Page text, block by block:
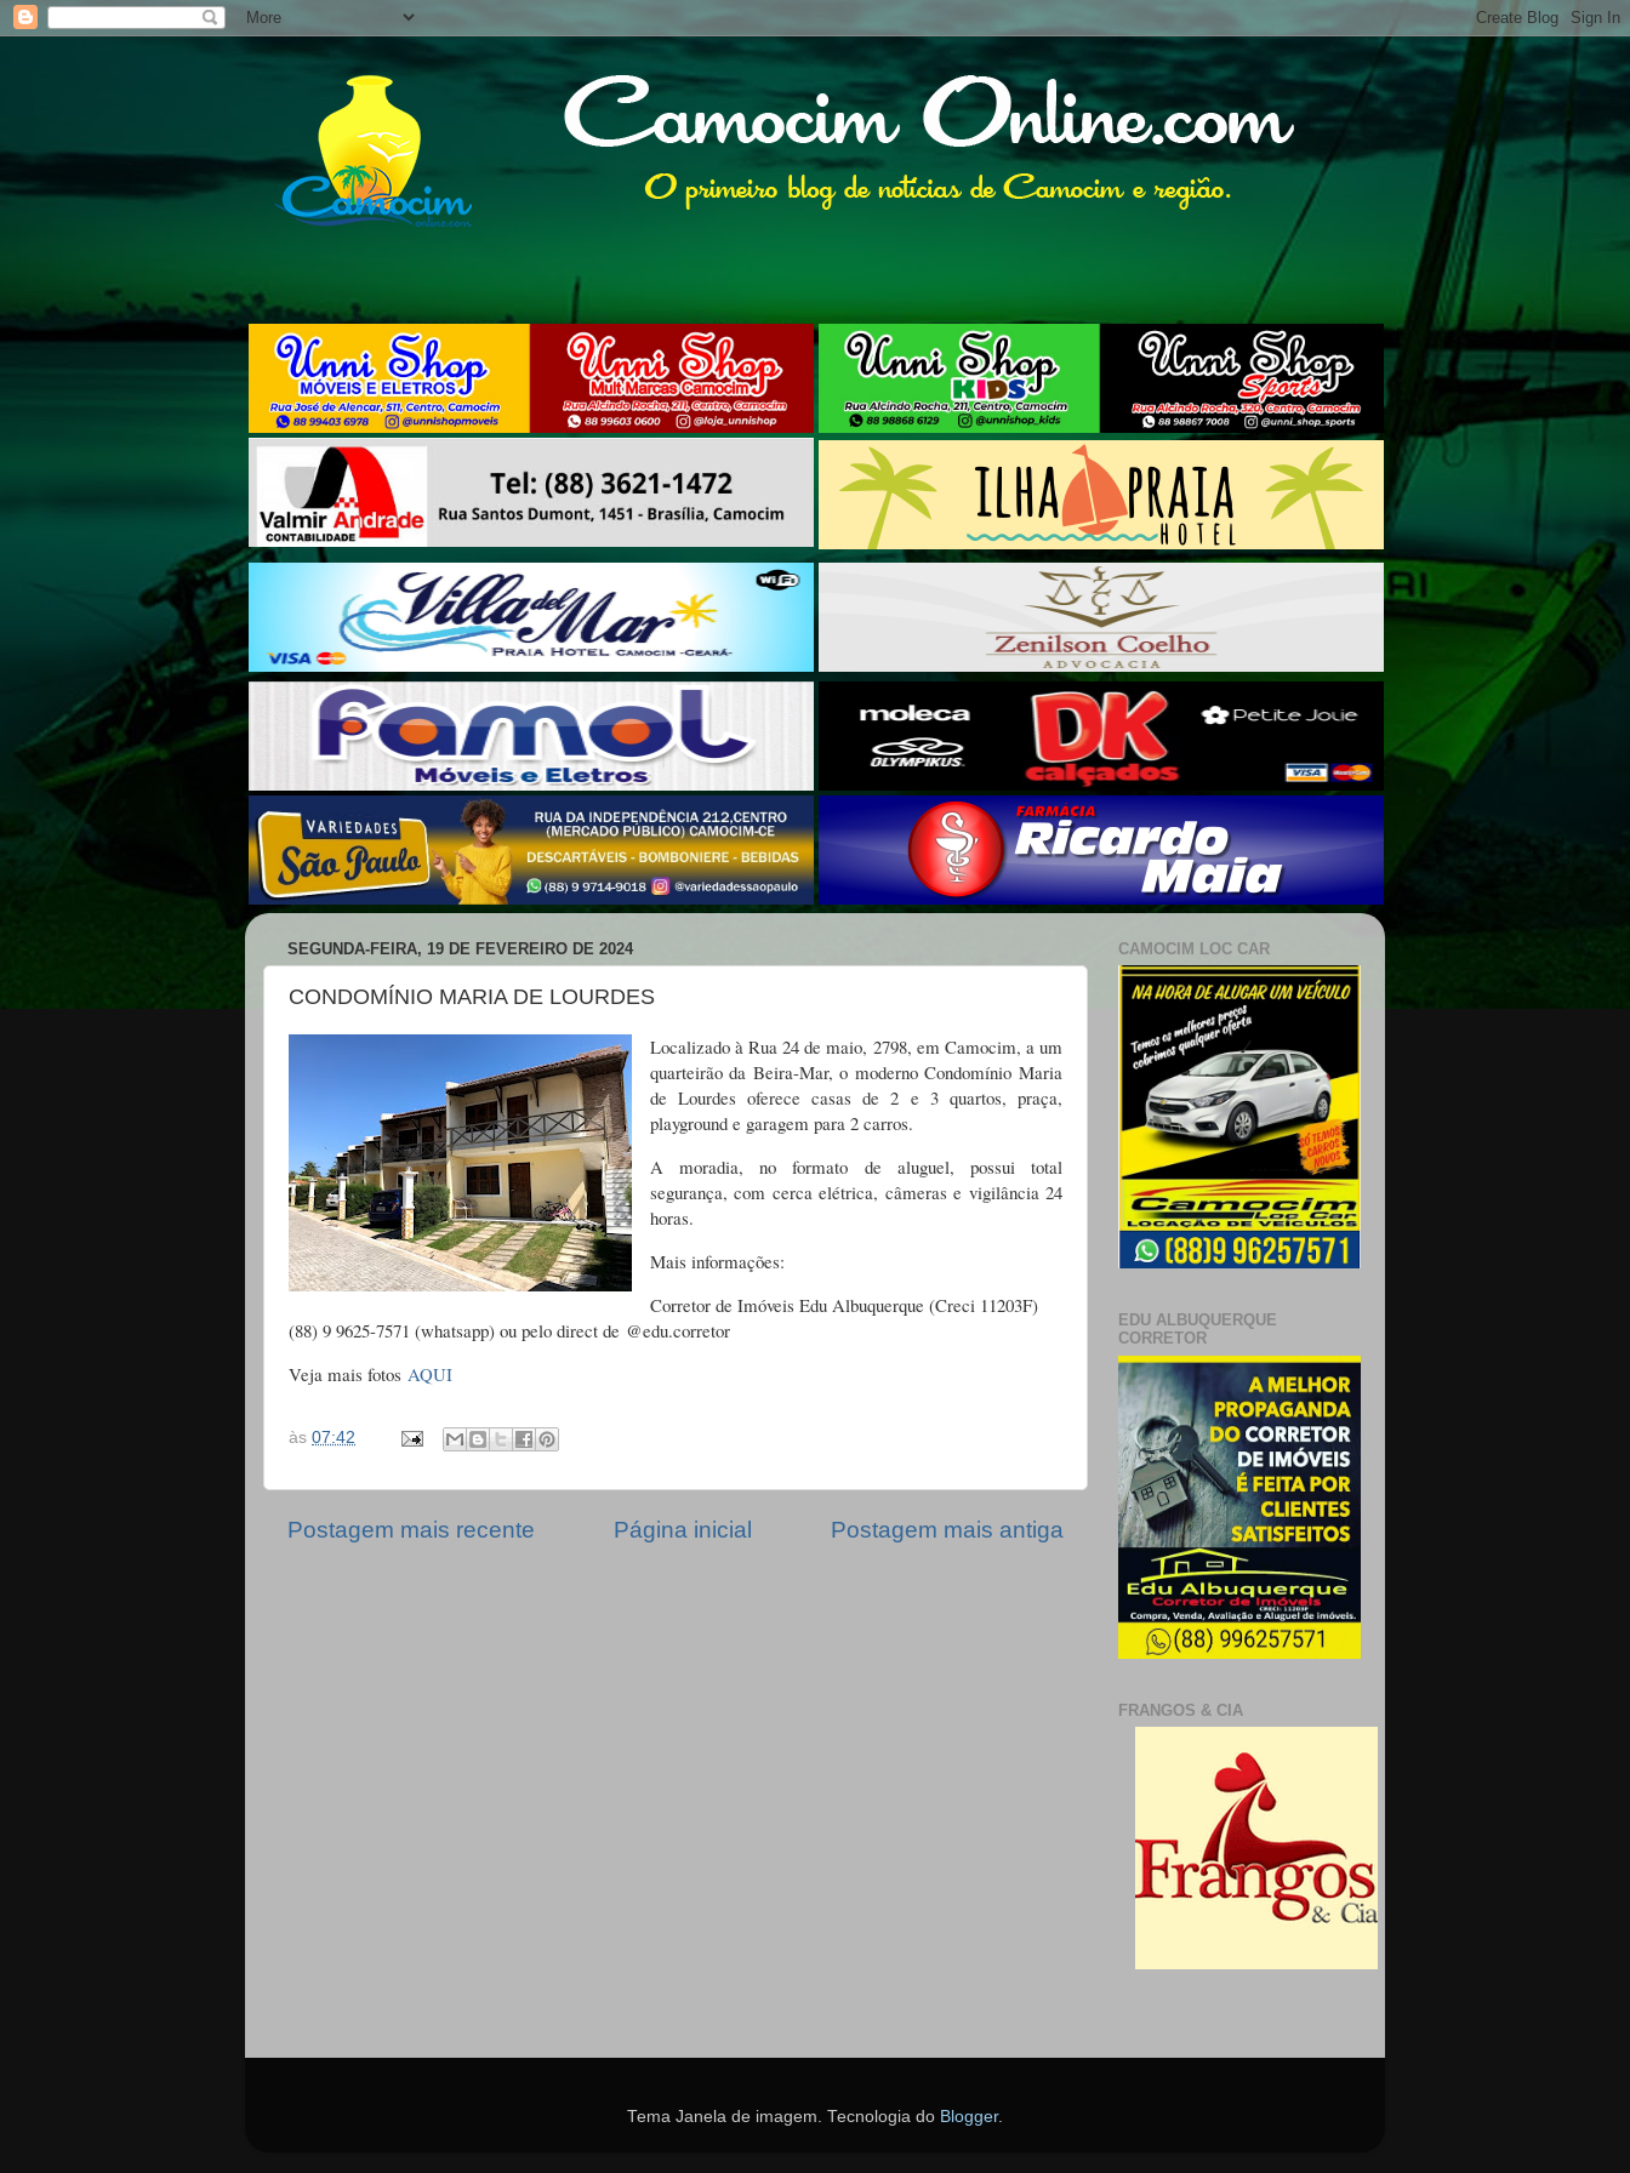
SEGUNDA-FEIRA, 19 DE FEVEREIRO DE 2024
CONDOMÍNIO MARIA DE LOURDES
Localizado à Rua 24 de maio, 2798, em Camocim, a um
quarteirão da Beira-Mar, o moderno Condomínio Maria
de Lourdes oferece casas de 2 e 3 quartos, praça,
playground e garagem para 2 carros.
A moradia, no formato de aluguel, possui total
segurança, com cerca elétrica, câmeras e vigilância 24
horas.
Mais informações:
Corretor de Imóveis Edu Albuquerque (Creci 11203F)
(88) 9 9625-7571 (whatsapp) ou pelo direct de @edu.corretor
Veja mais fotos AQUI
às 07:42
Postagem mais recente Postagem mais antiga
Página inicial
CAMOCIM LOC CAR
EDU ALBUQUERQUE
CORRETOR
FRANGOS & CIA
Tema Janela de imagem. Tecnologia do Blogger.